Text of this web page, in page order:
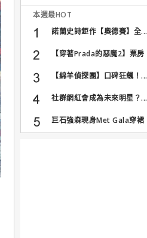
本週最HOT
諾蘭史詩鉅作【奧德賽】全...
【穿著Prada的惡魔2】票房
【綿羊偵探團】口碑狂飆！...
社群網紅會成為未來明星？...
巨石強森現身Met Gala穿裙
子...